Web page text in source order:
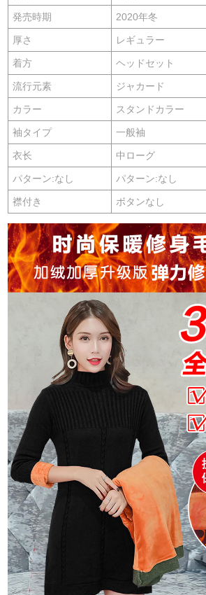
発売時期 2020年冬
厚さ レギュラー
着方 ヘッドセット
流行元素 ジャカード
カラー スタンドカラー
袖タイプ 一般袖
衣长 中ローグ
パターン:なし パターン:なし
襟付き ボタンなし